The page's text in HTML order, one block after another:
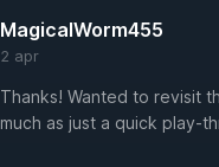
MagicalWorm455
2 apr
Thanks! Wanted to revisit
much as just a quick play-